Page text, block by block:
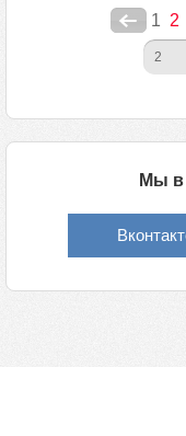
1 2
Мы в